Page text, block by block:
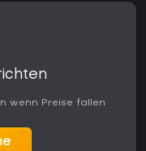
wenn Preise fallen